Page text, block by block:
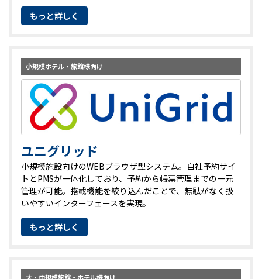
もっと詳しく
小規模ホテル・旅館様向け
ユニグリッド
小規模施設向けのWEBブラウザ型システム。自社予約サイ
トとPMSが一体化しており、予約から帳票管理までの一元
管理が可能。搭載機能を絞り込んだことで、無駄がなく扱
いやすいインターフェースを実現。
もっと詳しく